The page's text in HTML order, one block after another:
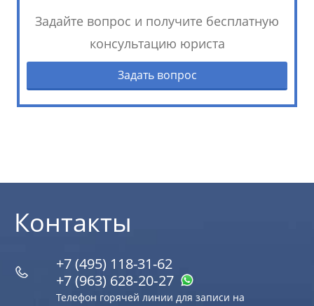
Задайте вопрос и получите бесплатную
консультацию юриста
Задать вопрос
Контакты
+7 (495) 118-31-62
+7 (963) 628‑20‑27
Телефон горячей линии для записи на